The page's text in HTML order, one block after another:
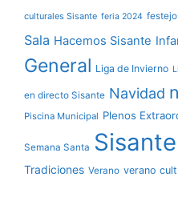
culturales Sisante feria 2024
Sala Hacemos Sisante
General Liga de Invierno
en directo Sisante Navidad
Piscina Municipal Plenos
Semana Santa Sisante
Tradiciones Verano verano